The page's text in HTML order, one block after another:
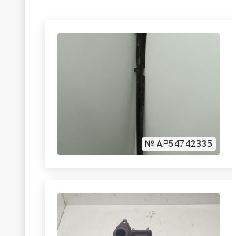
№ AP54742335